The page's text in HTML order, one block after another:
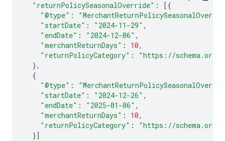
"returnPolicySeasonalOverride" :
[{
"@type" :
"startDate" : "2024-11-29" ,
"endDate" : "2024-12-06" ,
"merchantReturnDays" : 10,
"returnPolicyCategory" :
"https://schema.org/
},
{
"@type" :
"startDate" : "2024-12-26" ,
"endDate" : "2025-01-06" ,
"merchantReturnDays" : 10,
"returnPolicyCategory" :
"https://schema.org/
}]